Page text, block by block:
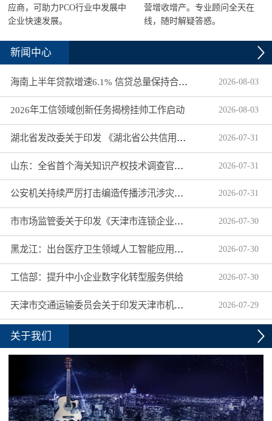
应商，可助力PCO行业中发展中
企业快速发展。
营增收增产。专业顾问全天在
线，随时解疑答惑。
新闻中心
海南上半年贷款增速6.1% 信贷总量保持合理平稳增长 2026-08-03
2026年工信领域创新任务揭榜挂帅工作启动 2026-08-03
湖北省发改委关于印发 《湖北省公共信用信息目录（2026年版）》的通知 2026-07-31
山东：全省首个海关知识产权技术调查官制度落地济南自贸片区 2026-07-31
公安机关持续严厉打击编造传播涉汛涉灾网络谣言 2026-07-31
市市场监管委关于印发《天津市连锁企业食品经营许可“先证后核”信用承诺审批实施办法》的通知 2026-07-30
黑龙江：出台医疗卫生领域人工智能应用工作实施方案 2026-07-30
工信部：提升中小企业数字化转型服务供给 2026-07-30
天津市交通运输委员会关于印发天津市机动车驾驶员培训机构及教练员综合信用评价管理办法的通知 2026-07-29
关于我们